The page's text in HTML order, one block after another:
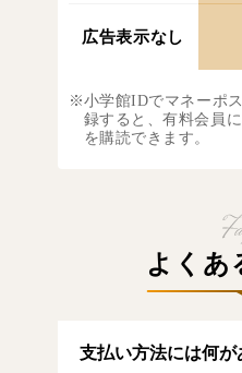
広告表示なし
小学館IDでマネーポ
録すると、有料会員
を購読できます。
よくあ
支払い方法には何が